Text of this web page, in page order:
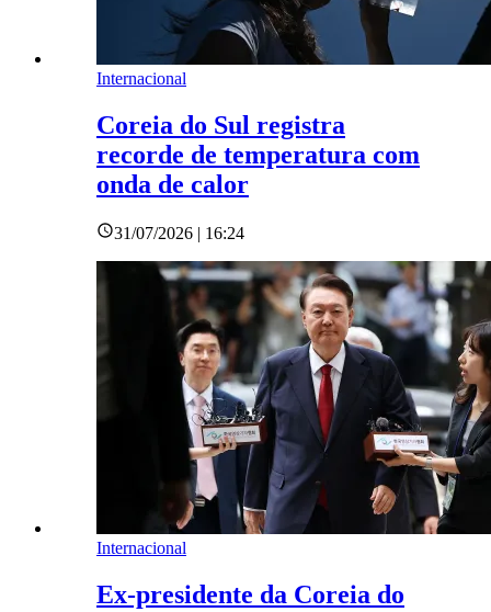
Internacional
Coreia do Sul registra
recorde de temperatura com
onda de calor
31/07/2026 | 16:24
Internacional
Ex-presidente da Coreia do